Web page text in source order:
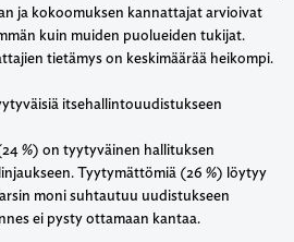
ja kokoomuksen kannattajat arvioivat
kuin muiden puolueiden tukijat.
tietämys on keskimäärää heikompi.
itsehallintouudistukseen
%) on tyytyväinen hallituksen
Tyytymättömiä (26 %) löytyy
moni suhtautuu uudistukseen
ei pysty ottamaan kantaa.